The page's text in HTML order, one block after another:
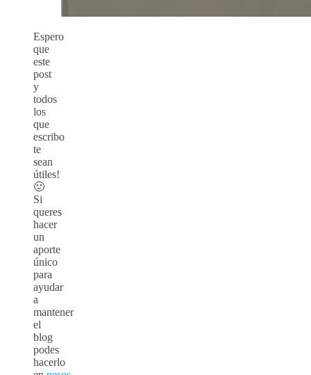
Espero
que
este
post
y
todos
los
que
escribo
te
sean
útiles!
🙂
Si
queres
hacer
un
aporte
único
para
ayudar
a
mantener
el
blog
podes
hacerlo